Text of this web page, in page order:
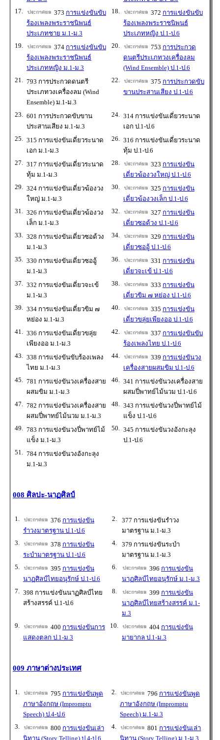
17.
373 การแข่งขันขับ
ร้องเพลงพระราชนิพนธ์
ประเภทชาย ม.1-ม.3
18. 372 การแข่งขันขับ
ร้องเพลงพระราชนิพนธ์
ประเภทหญิง ป.1-ป.6
19.
374 การแข่งขันขับ
ร้องเพลงพระราชนิพนธ์
ประเภทหญิง ม.1-ม.3
20. 753 การประกวด
ดนตรีประเภทวงเครื่องลม
(Wind Ensemble) ป.1-ป.6
21. 793 การประกวดดนตรี
ประเภทวงเครื่องลม (Wind
Ensemble) ม.1-ม.3
22. 375 การประกวดขับ
ขานประสานเสียง ป.1-ป.6
23. 601 การประกวดขับขาน
ประสานเสียง ม.1-ม.3
24. 314 การแข่งขันเดี่ยวระนาด
เอก ป.1-ป.6
25. 315 การแข่งขันเดี่ยวระนาด
เอก ม.1-ม.3
26. 316 การแข่งขันเดี่ยวระนาด
ทุ้ม ป.1-ป.6
27. 317 การแข่งขันเดี่ยวระนาด
ทุ้ม ม.1-ม.3
28. 323 การแข่งขัน
เดี่ยวฆ้องวงใหญ่ ป.1-ป.6
29. 324 การแข่งขันเดี่ยวฆ้องวง
ใหญ่ ม.1-ม.3
30. 325 การแข่งขัน
เดี่ยวฆ้องวงเล็ก ป.1-ป.6
31. 326 การแข่งขันเดี่ยวฆ้องวง
เล็ก ม.1-ม.3
32. 327 การแข่งขัน
เดี่ยวซอด้วง ป.1-ป.6
33. 328 การแข่งขันเดี่ยวซอด้วง
ม.1-ม.3
34. 329 การแข่งขัน
เดี่ยวซออู้ ป.1-ป.6
35. 330 การแข่งขันเดี่ยวซออู้
ม.1-ม.3
36. 331 การแข่งขัน
เดี่ยวจะเข้ ป.1-ป.6
37. 332 การแข่งขันเดี่ยวจะเข้
ม.1-ม.3
38. 333 การแข่งขัน
เดี่ยวขิม ๗ หย่อง ป.1-ป.6
39. 334 การแข่งขันเดี่ยวขิม ๗
หย่อง ม.1-ม.3
40. 335 การแข่งขัน
เดี่ยวขลุ่ยเพียงออ ป.1-ป.6
41. 336 การแข่งขันเดี่ยวขลุ่ย
เพียงออ ม.1-ม.3
42. 337 การแข่งขันขับ
ร้องเพลงไทย ป.1-ป.6
43. 338 การแข่งขันขับร้องเพลง
ไทย ม.1-ม.3
44. 339 การแข่งขันวง
เครื่องสายผสมขิม ป.1-ป.6
45. 781 การแข่งขันวงเครื่องสาย
ผสมขิม ม.1-ม.3
46. 341 การแข่งขันวงเครื่องสาย
ผสมปี่พาทย์ไม้นวม ป.1-ป.6
47. 782 การแข่งขันวงเครื่องสาย
ผสมปี่พาทย์ไม้นวม ม.1-ม.3
48. 343 การแข่งขันวงปี่พาทย์ไม้
แข็ง ป.1-ป.6
49. 783 การแข่งขันวงปี่พาทย์ไม้
แข็ง ม.1-ม.3
50. 345 การแข่งขันวงอังกะลุง
ป.1-ป.6
51. 784 การแข่งขันวงอังกะลุง
ม.1-ม.3
008 ศิลปะ-นาฏศิลป์
1. 376 การแข่งขัน
รำวงมาตรฐาน ป.1-ป.6
2.
377 การแข่งขันรำวง
มาตรฐาน ม.1-ม.3
3.
378 การแข่งขัน
ระบำมาตรฐาน ป.1-ป.6
4.
379 การแข่งขันระบำ
มาตรฐาน ม.1-ม.3
5.
395 การแข่งขัน
นาฏศิลป์ไทยอนุรักษ์ ป.1-ป.6
6. 396 การแข่งขัน
นาฏศิลป์ไทยอนุรักษ์ ม.1-ม.3
7.
398 การแข่งขันนาฏศิลป์ไทย
สร้างสรรค์ ป.1-ป.6
8. 399 การแข่งขัน
นาฏศิลป์ไทยสร้างสรรค์ ม.1-
ม.3
9.
400 การแข่งขันการ
แสดงตลก ป.1-ม.3
10. 404 การแข่งขัน
มายากล ป.1-ม.3
009 ภาษาต่างประเทศ
1. 795 การแข่งขันพูด
ภาษาอังกฤษ (Impromptu
Speech) ป.4-ป.6
2. 796 การแข่งขันพูด
ภาษาอังกฤษ (Impromptu
Speech) ม.1-ม.3
3.
800 การแข่งขันเล่า
นิทาน (Story Telling) ป.4-ป.6
4. 801 การแข่งขันเล่า
นิทาน (Story Telling) ม.1-ม.3